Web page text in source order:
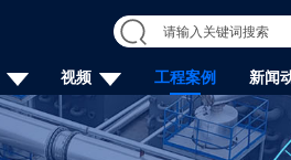
视频 工程案例 新闻